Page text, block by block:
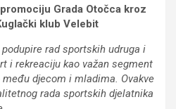
Grada Otočca kroz
klub Velebit
rad sportskih udruga i
i rekreaciju kao važan segment
djecom i mladima. Ovakve
rada sportskih djelatnika